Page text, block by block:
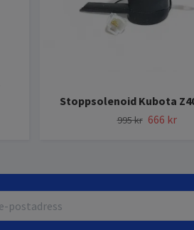
Stoppsolenoid Kubota
995 kr 666 kr